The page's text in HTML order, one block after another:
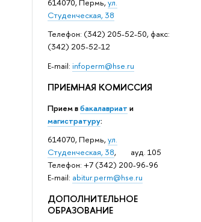
Студенческая, 38
Телефон: (342) 205-52-50, факс:
(342) 205-52-12
Е-mail: infoperm@hse.ru
ПРИЕМНАЯ КОМИССИЯ
Прием вбакалавриат и
магистратуру:
614070, Пермь,ул.
Студенческая, 38, ауд. 105
Телефон: +7 (342) 200-96-96
E-mail: abitur.perm@hse.ru
ДОПОЛНИТЕЛЬНОЕ
ОБРАЗОВАНИЕ